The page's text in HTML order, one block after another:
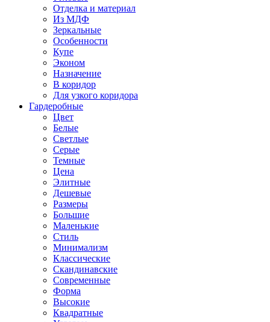
Отделка и материал
Из МДФ
Зеркальные
Особенности
Купе
Эконом
Назначение
В коридор
Для узкого коридора
Гардеробные
Цвет
Белые
Светлые
Серые
Темные
Цена
Элитные
Дешевые
Размеры
Большие
Маленькие
Стиль
Минимализм
Классические
Скандинавские
Современные
Форма
Высокие
Квадратные